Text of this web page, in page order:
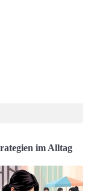
im Alltag